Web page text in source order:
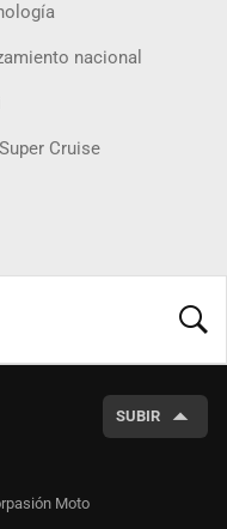
nacional
Cruise
SUBIR
Moto